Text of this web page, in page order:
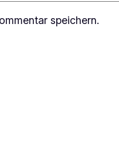
speichern.